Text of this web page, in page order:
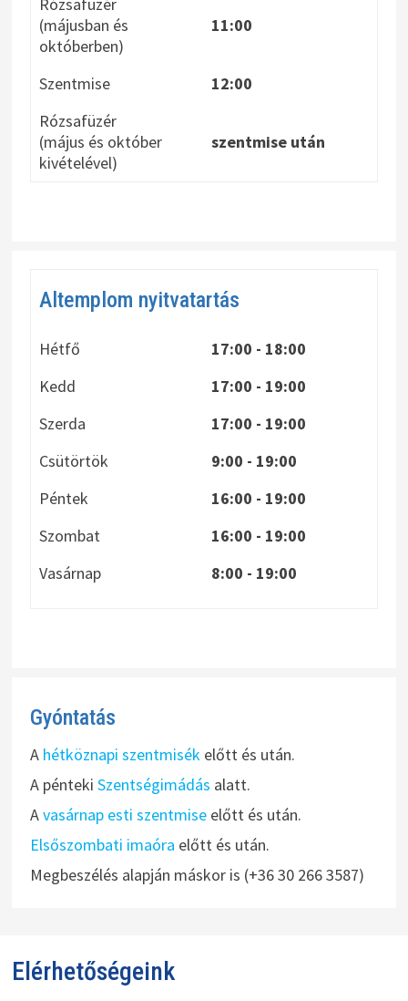
(májusban és
októberben)
11:00
Szentmise
12:00
Rózsafüzér
(május és október
kivételével)
szentmise után
Altemplom nyitvatartás
Hétfő
17:00 - 18:00
Kedd
17:00 - 19:00
Szerda
17:00 - 19:00
Csütörtök
9:00 - 19:00
Péntek
16:00 - 19:00
Szombat
16:00 - 19:00
Vasárnap
8:00 - 19:00
Gyóntatás
A hétköznapi szentmisékelőtt és után.
A pénteki Szentségimádás alatt.
Avasárnap esti szentmiseelőtt és után.
Elsőszombati imaóra előtt és után.
Megbeszélés alapján máskor is (+36 30 266 3587)
Elérhetőségeink